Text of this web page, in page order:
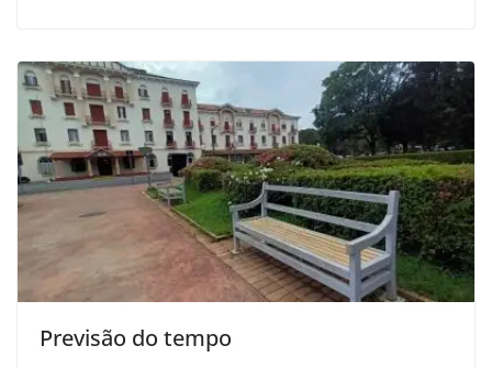
Previsão do tempo